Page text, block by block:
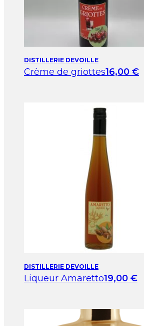
DISTILLERIE DEVOILLE
Crème de griottes16,00 €
DISTILLERIE DEVOILLE
Liqueur Amaretto19,00 €